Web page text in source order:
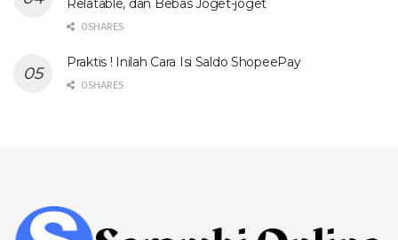
0 SHARES
Praktis ! Inilah Cara Isi Saldo ShopeePay
0 SHARES